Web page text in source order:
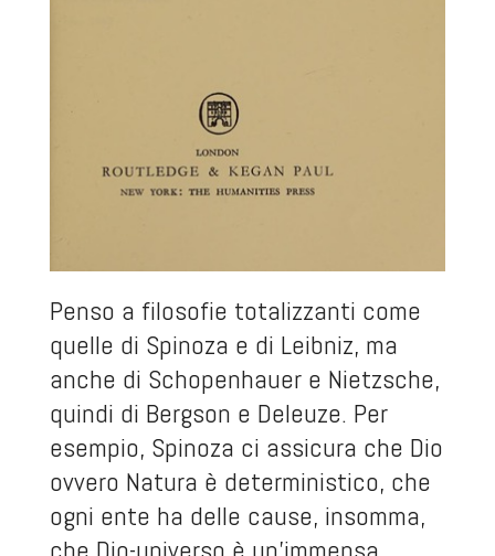
Penso a filosofie totalizzanti come
quelle di Spinoza e di Leibniz, ma
anche di Schopenhauer e Nietzsche,
quindi di Bergson e Deleuze. Per
esempio, Spinoza ci assicura che Dio
ovvero Natura è deterministico, che
ogni ente ha delle cause, insomma,